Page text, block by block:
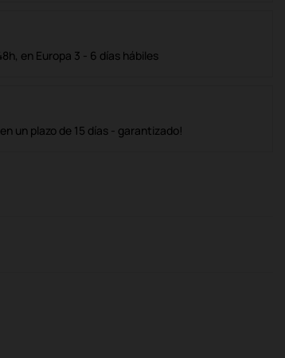
en Europa 3 - 6 días hábiles
un plazo de 15 días - garantizado!